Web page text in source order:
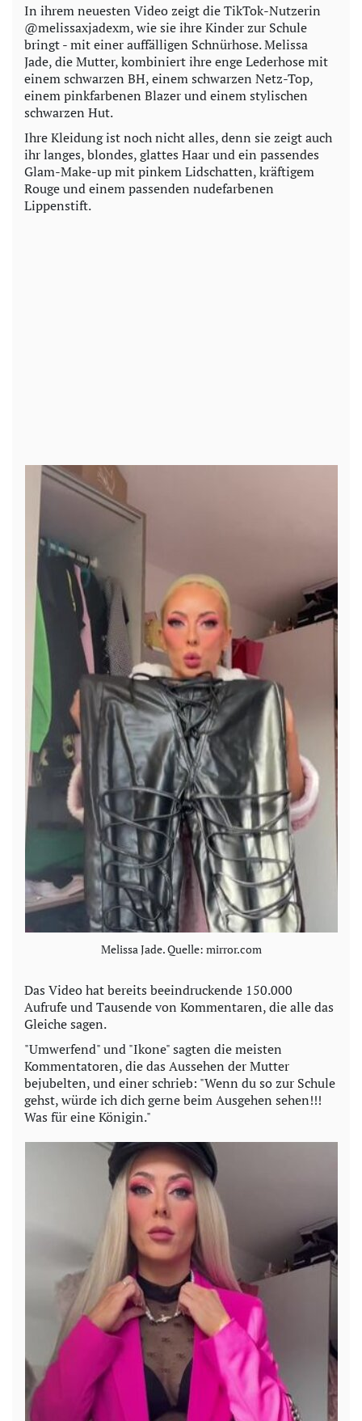
In ihrem neuesten Video zeigt die TikTok-Nutzerin
@melissaxjadexm, wie sie ihre Kinder zur Schule
bringt - mit einer auffälligen Schnürhose. Melissa
Jade, die Mutter, kombiniert ihre enge Lederhose mit
einem schwarzen BH, einem schwarzen Netz-Top,
einem pinkfarbenen Blazer und einem stylischen
schwarzen Hut.
Ihre Kleidung ist noch nicht alles, denn sie zeigt auch
ihr langes, blondes, glattes Haar und ein passendes
Glam-Make-up mit pinkem Lidschatten, kräftigem
Rouge und einem passenden nudefarbenen
Lippenstift.
Melissa Jade. Quelle: mirror.com
Das Video hat bereits beeindruckende 150.000
Aufrufe und Tausende von Kommentaren, die alle das
Gleiche sagen.
"Umwerfend" und "Ikone" sagten die meisten
Kommentatoren, die das Aussehen der Mutter
bejubelten, und einer schrieb: "Wenn du so zur Schule
gehst, würde ich dich gerne beim Ausgehen sehen!!!
Was für eine Königin."